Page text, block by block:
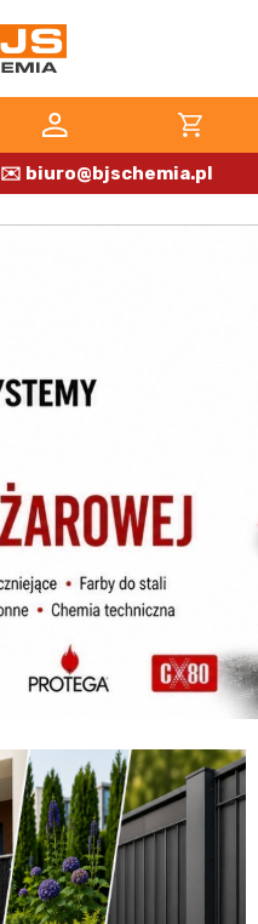
✉️ biuro@bjschemia.pl